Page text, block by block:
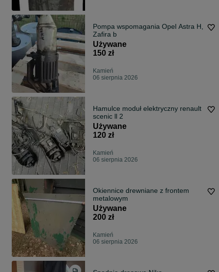
Pompa wspomagania Opel Astra H,
Zafira b
Używane
150 zł
Kamień
06 sierpnia 2026
Hamulce moduł elektryczny renault
scenic ll 2
Używane
120 zł
Kamień
06 sierpnia 2026
Okiennice drewniane z frontem
metalowym
Używane
200 zł
Kamień
06 sierpnia 2026